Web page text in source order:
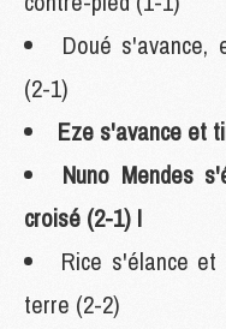
Doué s'avance,
(2-1)
Eze s'avance et
Nuno Mendes
croisé (2-1) !
Rice s'élance
terre (2-2)